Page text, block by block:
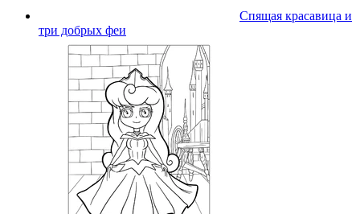
Спящая красавица и
три добрых феи